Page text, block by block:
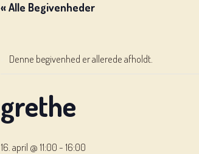
« Alle Begivenheder
Denne begivenhed er allerede afholdt.
grethe
16. april @ 11:00 -16:00